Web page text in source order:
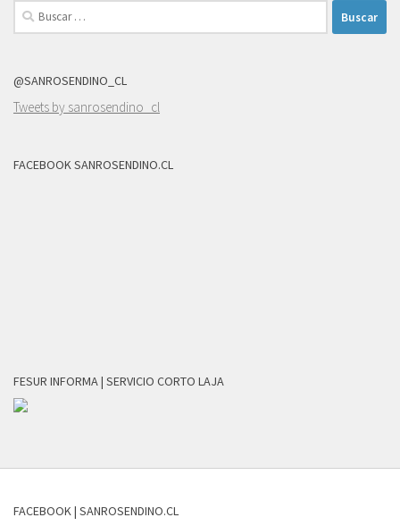
Buscar:
@SANROSENDINO_CL
Tweets by sanrosendino_cl
FACEBOOK SANROSENDINO.CL
FESUR INFORMA | SERVICIO CORTO LAJA
FACEBOOK | SANROSENDINO.CL